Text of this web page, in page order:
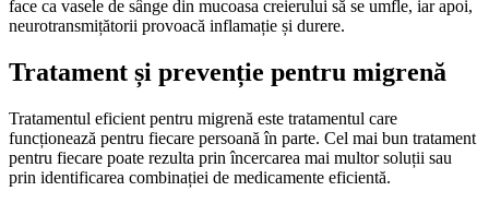
face ca vasele de sânge din mucoasa creierului să se umfle, iar apoi,
neurotransmițătorii provoacă inflamație și durere.
Tratament și prevenție pentru migrenă
Tratamentul eficient pentru migrenă este tratamentul care
funcționează pentru fiecare persoană în parte. Cel mai bun tratament
pentru fiecare poate rezulta prin încercarea mai multor soluții sau
prin identificarea combinației de medicamente eficientă.